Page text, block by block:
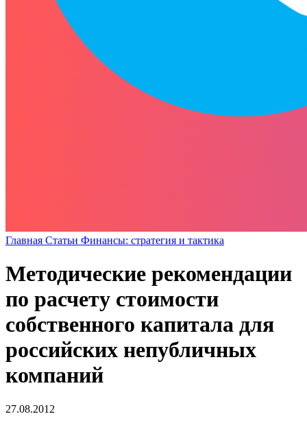
Главная Статьи Финансы: стратегия и тактика
Методические рекомендации
по расчету стоимости
собственного капитала для
российских непубличных
компаний
27.08.2012